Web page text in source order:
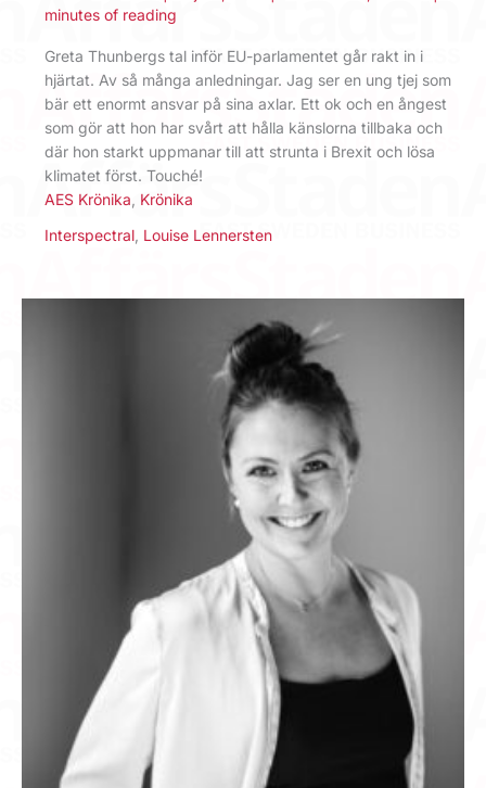
minutes of reading
Greta Thunbergs tal inför EU-parlamentet går rakt in i
hjärtat. Av så många anledningar. Jag ser en ung tjej som
bär ett enormt ansvar på sina axlar. Ett ok och en ångest
som gör att hon har svårt att hålla känslorna tillbaka och
där hon starkt uppmanar till att strunta i Brexit och lösa
klimatet först. Touché!
AES Krönika Krönika
Interspectral Louise Lennersten